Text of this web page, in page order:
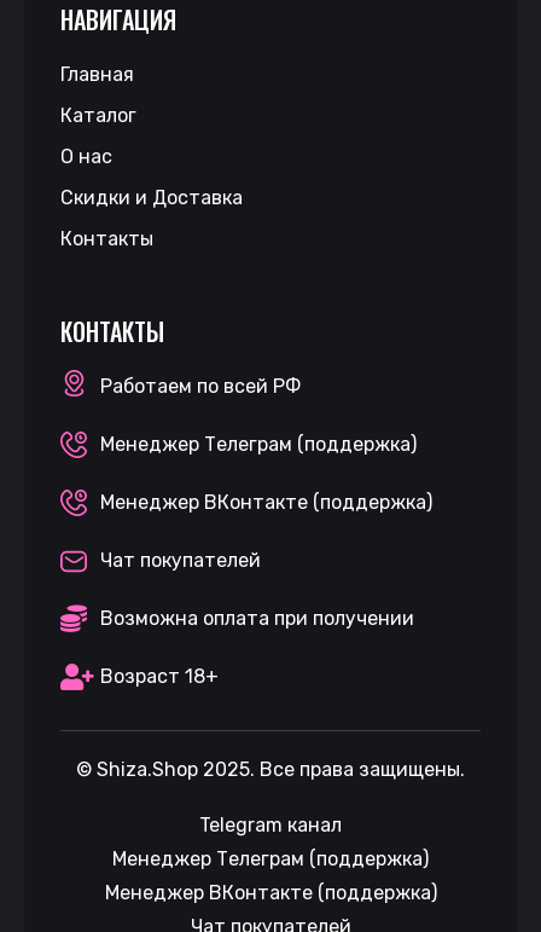
НАВИГАЦИЯ
Главная
Каталог
О нас
Скидки и Доставка
Контакты
КОНТАКТЫ
Работаем по всей РФ
Менеджер Телеграм (поддержка)
Менеджер ВКонтакте (поддержка)
Чат покупателей
Возможна оплата при получении
Возраст 18+
© Shiza.Shop 2025. Все права защищены.
Telegram канал
Менеджер Телеграм (поддержка)
Менеджер ВКонтакте (поддержка)
Чат покупателей